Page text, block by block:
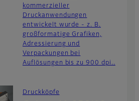
kommerzieller
Druckanwendungen
entwickelt wurde - z. B.
großformatige Grafiken,
Adressierung und
Verpackungen bei
Auflösungen bis zu 900 dpi..
Druckköpfe